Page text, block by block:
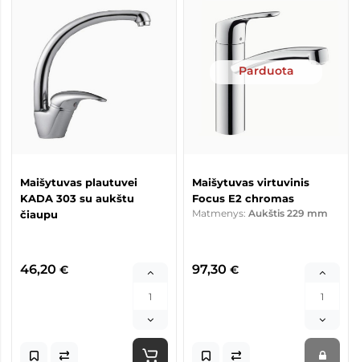
Maišytuvas plautuvei
KADA 303 su aukštu
čiaupu
46,20 €
Parduota
Maišytuvas virtuvinis
Focus E2 chromas
Matmenys: Aukštis 229 mm
97,30 €